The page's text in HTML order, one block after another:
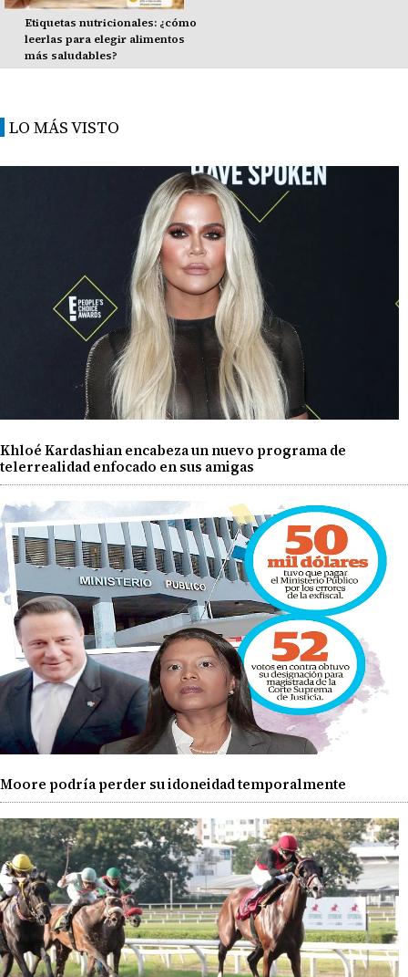
Etiquetas nutricionales: ¿cómo
leerlas para elegir alimentos
más saludables?
LO MÁS VISTO
Khloé Kardashian encabeza un nuevo programa de
telerrealidad enfocado en sus amigas
Moore podría perder su idoneidad temporalmente